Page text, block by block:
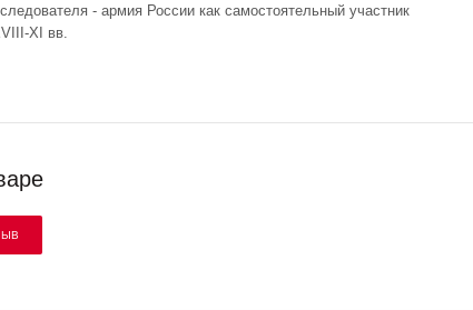
- армия России как самостоятельный участник
XI вв.